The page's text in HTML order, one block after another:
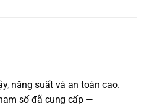
năng suất và an toàn cao.
số đã cung cấp —